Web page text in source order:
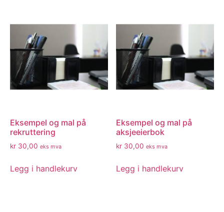
Eksempel og mal på
rekruttering
kr 30,00 eks mva
Legg i handlekurv
Eksempel og mal på
aksjeeierbok
kr 30,00 eks mva
Legg i handlekurv